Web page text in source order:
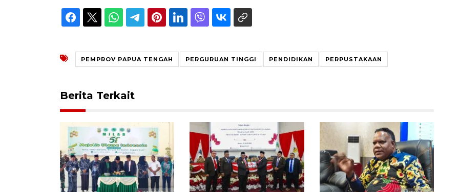
PEMPROV PAPUA TENGAH PERGURUAN TINGGI PENDIDIKAN PERPUSTAKAAN
Berita Terkait
Belanja turis asing beri angin
segar bagi ekonomi
2026-08-05 09:00:00